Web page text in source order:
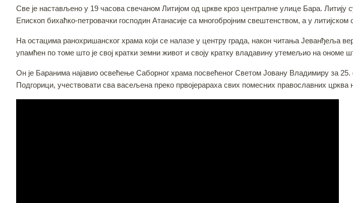
Све је настављено у 19 часова свечаном Литијом од цркве кроз централне улице Бара.
Епископ бихаћко-петровачки господин Атанасије са многобројним свештенством, а у
На остацима ранохришанског храма који се налазе у центру града, након читања Јеванђеља
упамћен по томе што је свој кратки земни живот и своју кратку владавину утемељио на ономе
Он је Баранима најавио освећење Саборног храма посвећеног Светом Јовану Владимиру за
Подгорици, учествовати сва васељена преко првојерараха свих помесних православних